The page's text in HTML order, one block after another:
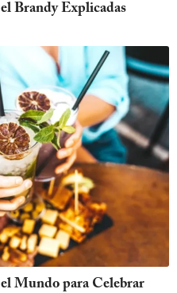
Brandy Explicadas
Mundo para Celebrar